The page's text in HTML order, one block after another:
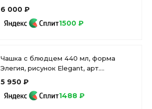
сетка арт. 81.10105.00.1
6 000 ₽
1500 ₽
Чашка с блюдцем 440 мл, форма
Элегия, рисунок Elegant, арт.
81.34915.00.1
5 950 ₽
1488 ₽